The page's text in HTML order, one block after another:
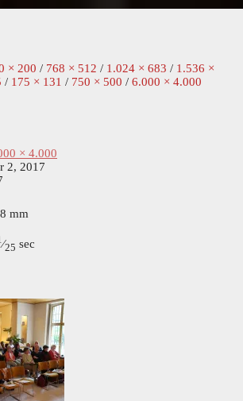
× 200 / 768 × 512 / 1.024 × 683 / 1.536 ×
/ 175 × 131 / 750 × 500 / 6.000 × 4.000
× 4.000
2, 2017
mm
⁄25 sec